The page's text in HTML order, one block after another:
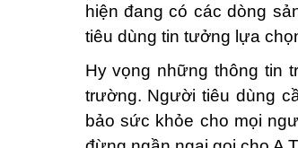
hiện đang có các dòng
tiêu dùng tin tưởng lựa
Hy vọng những thông tin
trường. Người tiêu dùng
bảo sức khỏe cho mọi